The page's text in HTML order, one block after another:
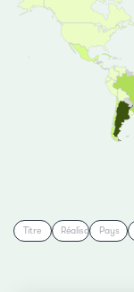
Titre RéalisationPays